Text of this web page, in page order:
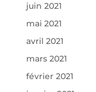
juin 2021
mai 2021
avril 2021
mars 2021
février 2021